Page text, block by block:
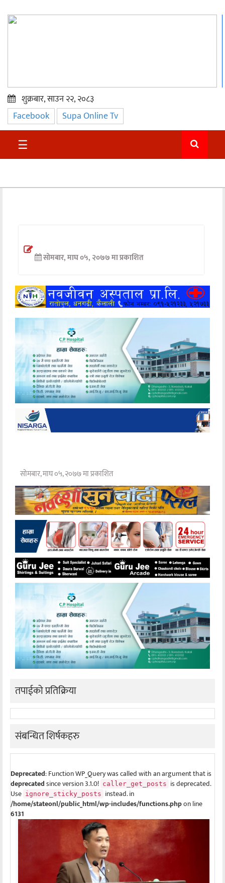
प्रमुख
समाचार
सुदुर
अन्तर्वार्ता
खेलकुद
मनोरञ्जन
अन्य
शुक्रबार, साउन २२, २०८३
Facebook Supa Online Tv
☰
सोमबार, माघ ०५, २०७७ मा प्रकाशित
सोमबार, माघ ०५, २०७७ मा प्रकाशित
तपाईको प्रतिक्रिया
संबन्धित शिर्षकहरु
Deprecated: Function WP_Query was called with an argument that is
deprecatedsince version 3.1.0! caller_get_posts is deprecated.
Use ignore_sticky_posts instead. in
/home/stateonl/public_html/wp-includes/functions.phpon line
6131